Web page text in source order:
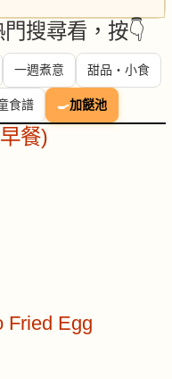
搜尋看，按👇
一週煮意 甜品・小食
食譜 🍳加餸池
餐)
Fried Egg